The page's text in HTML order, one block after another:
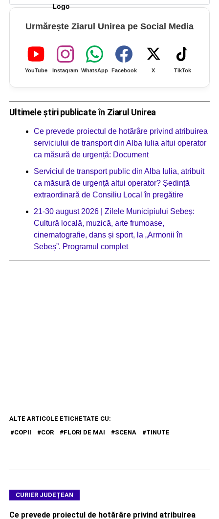
Urmărește Ziarul Unirea pe Social Media
YouTube Instagram WhatsApp Facebook X TikTok
Ultimele știri publicate în Ziarul Unirea
Ce prevede proiectul de hotărâre privind atribuirea
serviciului de transport din Alba Iulia altui operator
ca măsură de urgență: Document
Serviciul de transport public din Alba Iulia, atribuit
ca măsură de urgență altui operator? Ședință
extraordinară de Consiliu Local în pregătire
21-30 august 2026 | Zilele Municipiului Sebeș:
Cultură locală, muzică, arte frumoase,
cinematografie, dans și sport, la „Armonii în
Sebeș”. Programul complet
ALTE ARTICOLE ETICHETATE CU:
COPII
COR FLORI DE MAI SCENA TINUTE
CURIER JUDEȚEAN
Ce prevede proiectul de hotărâre privind atribuirea